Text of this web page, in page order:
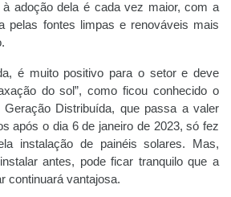
à adoção dela é cada vez maior, com a
pelas fontes limpas e renováveis mais
é muito positivo para o setor e deve
do sol”, como ficou conhecido o
Distribuída, que passa a valer
após o dia 6 de janeiro de 2023, só fez
instalação de painéis solares. Mas,
antes, pode ficar tranquilo que a
continuará vantajosa.